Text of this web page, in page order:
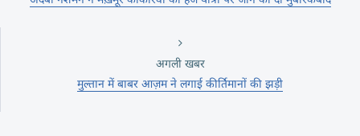
अगली खबर
मुल्तान में बाबर आज़म ने लगाई कीर्तिमानों की झड़ी